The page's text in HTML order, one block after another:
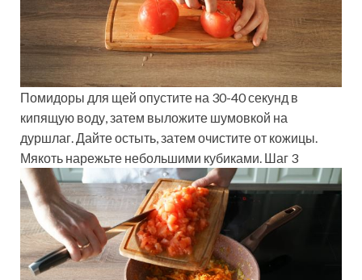
Помидоры для щей опустите на 30-40 секунд в
кипящую воду, затем выложите шумовкой на
дуршлаг. Дайте остыть, затем очистите от кожицы.
Мякоть нарежьте небольшими кубиками. Шаг 3